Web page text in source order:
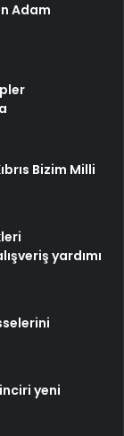
Adam
Bizim Milli
yardımı
yeni